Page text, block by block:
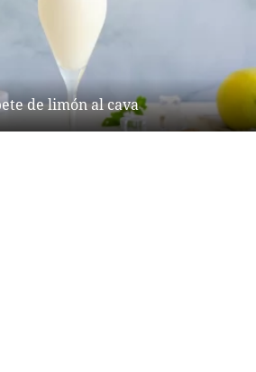
de limón al cava